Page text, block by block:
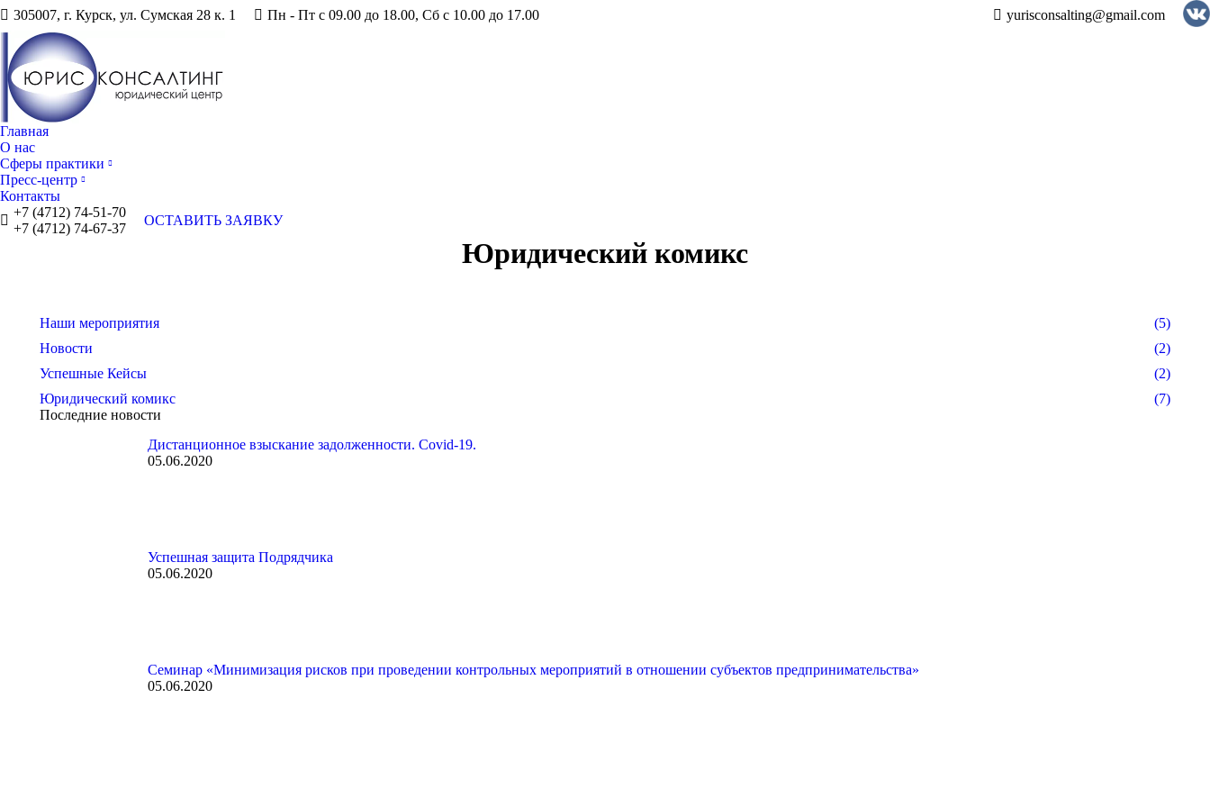
305007, г. Курск, ул. Сумская 28 к. 1 Пн - Пт с 09.00 до 18.00, Сб с 10.00 до 17.00 yurisconsalting@gmail.com
Главная
О нас
Сферы практики
Пресс-центр
Контакты
+7 (4712) 74-51-70
+7 (4712) 74-67-37
ОСТАВИТЬ ЗАЯВКУ
Юридический комикс
Наши мероприятия
(5)
Новости
(2)
Успешные Кейсы
(2)
Юридический комикс
(7)
Последние новости
Дистанционное взыскание задолженности. Covid-19.
05.06.2020
Успешная защита Подрядчика
05.06.2020
Семинар «Минимизация рисков при проведении контрольных мероприятий в отношении субъектов предпринимательства»
05.06.2020